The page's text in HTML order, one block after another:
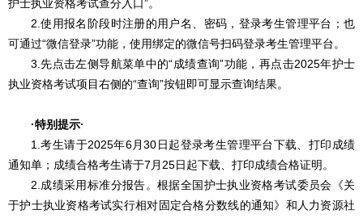
护士执业资格考试查分入口”。
2.使用报名阶段时注册的用户名、密码，登录考生管理平台；也
可通过“微信登录”功能，使用绑定的微信号扫码登录考生管理平台。
3.先点击左侧导航菜单中的“成绩查询”功能，再点击2025年护士
执业资格考试项目右侧的“查询”按钮即可显示查询结果。
·特别提示·
1.考生请于2025年6月30日起登录考生管理平台下载、打印成绩
通知单；成绩合格考生请于7月25日起下载、打印成绩合格证明。
2.成绩采用标准分报告。根据全国护士执业资格考试委员会《关
于护士执业资格考试实行相对固定合格分数线的通知》和人力资源社